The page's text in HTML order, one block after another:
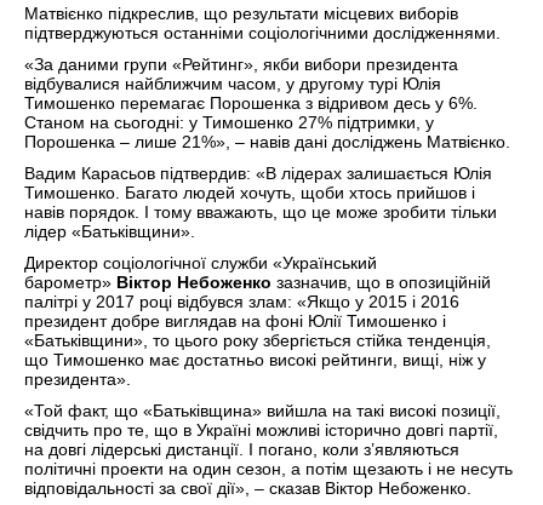
Матвієнко підкреслив, що результати місцевих виборів
підтверджуються останніми соціологічними дослідженнями.
«За даними групи «Рейтинг», якби вибори президента
відбувалися найближчим часом, у другому турі Юлія
Тимошенко перемагає Порошенка з відривом десь у 6%.
Станом на сьогодні: у Тимошенко 27% підтримки, у
Порошенка – лише 21%», – навів дані досліджень Матвієнко.
Вадим Карасьов підтвердив: «В лідерах залишається Юлія
Тимошенко. Багато людей хочуть, щоби хтось прийшов і
навів порядок. І тому вважають, що це може зробити тільки
лідер «Батьківщини».
Директор соціологічної служби «Український
барометр» Віктор Небоженко зазначив, що в опозиційній
палітрі у 2017 році відбувся злам: «Якщо у 2015 і 2016
президент добре виглядав на фоні Юлії Тимошенко і
«Батьківщини», то цього року збергіється стійка тенденція,
що Тимошенко має достатньо високі рейтинги, вищі, ніж у
президента».
«Той факт, що «Батьківщина» вийшла на такі високі позиції,
свідчить про те, що в Україні можливі історично довгі партії,
на довгі лідерські дистанції. І погано, коли з’являються
політичні проекти на один сезон, а потім щезають і не несуть
відповідальності за свої дії», – сказав Віктор Небоженко.